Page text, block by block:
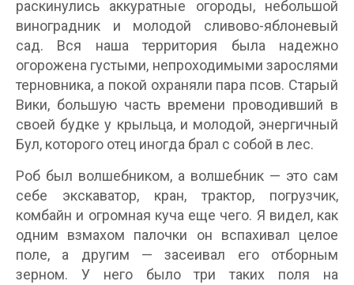
раскинулись аккуратные огороды, небольшой
виноградник и молодой сливово-яблоневый
сад. Вся наша территория была надежно
огорожена густыми, непроходимыми зарослями
терновника, а покой охраняли пара псов. Старый
Вики, большую часть времени проводивший в
своей будке у крыльца, и молодой, энергичный
Бул, которого отец иногда брал с собой в лес.
Роб был волшебником, а волшебник — это сам
себе экскаватор, кран, трактор, погрузчик,
комбайн и огромная куча еще чего. Я видел, как
одним взмахом палочки он вспахивал целое
поле, а другим — засеивал его отборным
зерном. У него было три таких поля на